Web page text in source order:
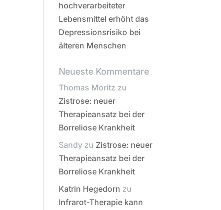
hochverarbeiteter
Lebensmittel erhöht das
Depressionsrisiko bei
älteren Menschen
Neueste Kommentare
Thomas Moritz zu
Zistrose: neuer
Therapieansatz bei der
Borreliose Krankheit
Sandy zu Zistrose: neuer
Therapieansatz bei der
Borreliose Krankheit
Katrin Hegedorn zu
Infrarot-Therapie kann